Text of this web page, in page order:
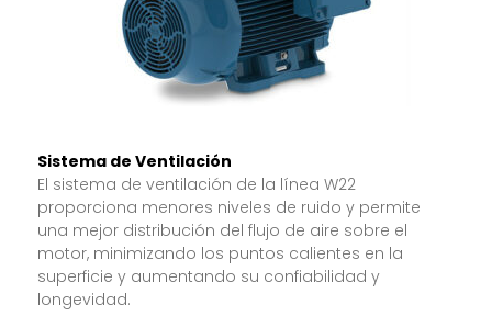
Sistema de Ventilación
El sistema de ventilación de la línea W22
proporciona menores niveles de ruido y permite
una mejor distribución del flujo de aire sobre el
motor, minimizando los puntos calientes en la
superficie y aumentando su confiabilidad y
longevidad.